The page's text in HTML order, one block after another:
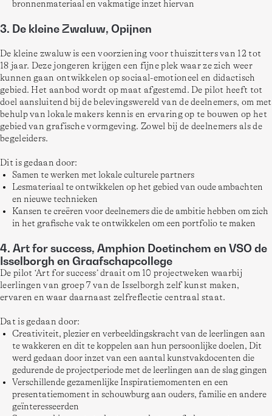
bronnenmateriaal en vakmatige inzet hiervan
3. De kleine Zwaluw, Opijnen
De kleine zwaluw is een voorziening voor thuiszitters van 12 tot
18 jaar. Deze jongeren krijgen een fijne plek waar ze zich weer
kunnen gaan ontwikkelen op sociaal-emotioneel en didactisch
gebied. Het aanbod wordt op maat afgestemd. De pilot heeft tot
doel aansluitend bij de belevingswereld van de deelnemers, om met
behulp van lokale makers kennis en ervaring op te bouwen op het
gebied van grafische vormgeving. Zowel bij de deelnemers als de
begeleiders.
Dit is gedaan door:
Samen te werken met lokale culturele partners
Lesmateriaal te ontwikkelen op het gebied van oude ambachten
en nieuwe technieken
Kansen te creëren voor deelnemers die de ambitie hebben om zich
in het grafische vak te ontwikkelen om een portfolio te maken
4. Art for success, Amphion Doetinchem en VSO de
Isselborgh en Graafschapcollege
De pilot ‘Art for success’ draait om 10 projectweken waarbij
leerlingen van groep 7 van de Isselborgh zelf kunst maken,
ervaren en waar daarnaast zelfreflectie centraal staat.
Dat is gedaan door:
Creativiteit, plezier en verbeeldingskracht van de leerlingen aan
te wakkeren en dit te koppelen aan hun persoonlijke doelen, Dit
werd gedaan door inzet van een aantal kunstvakdocenten die
gedurende de projectperiode met de leerlingen aan de slag gingen
Verschillende gezamenlijke Inspiratiemomenten en een
presentatiemoment in schouwburg aan ouders, familie en andere
geïnteresseerden